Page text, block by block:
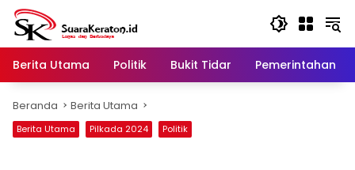
Langsung
konten
Berita Utama
Politik Bukit Tidar Pemerintahan
Beranda Berita Utama
Berita Utama Pilkada 2024 Politik